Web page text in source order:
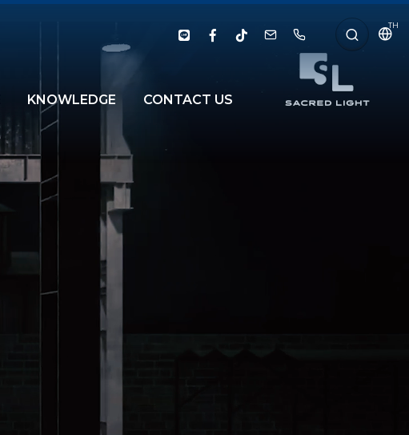
TH
KNOWLEDGE CONTACT US